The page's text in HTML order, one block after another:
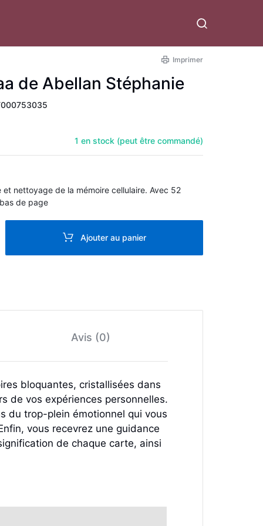
Imprimer
de Abellan Stéphanie
1 en stock (peut être commandé)
nettoyage de la mémoire cellulaire. Avec 52
de page
Ajouter au panier
Avis (0)
bloquantes, cristallisées dans
de vos expériences personnelles.
du trop-plein émotionnel qui vous
vous recevrez une guidance
de chaque carte, ainsi